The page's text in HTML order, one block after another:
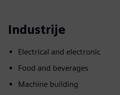
Industrije
Electrical and electronic
Food and beverages
Machine building